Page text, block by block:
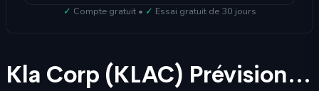
✓ Compte gratuit • ✓ Essai gratuit de 30 jours
Kla Corp (KLAC) Prévisions boursières 2025